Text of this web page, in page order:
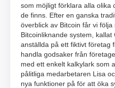
som möjligt förklara alla olika
de finns. Efter en ganska
överblick av Bitcoin får vi
Bitcoinliknande system,
anställda på ett fiktivt företag
handla godsaker från
med ett enkelt kalkylark som
pålitliga medarbetaren Lisa
nya funktioner på för att öka